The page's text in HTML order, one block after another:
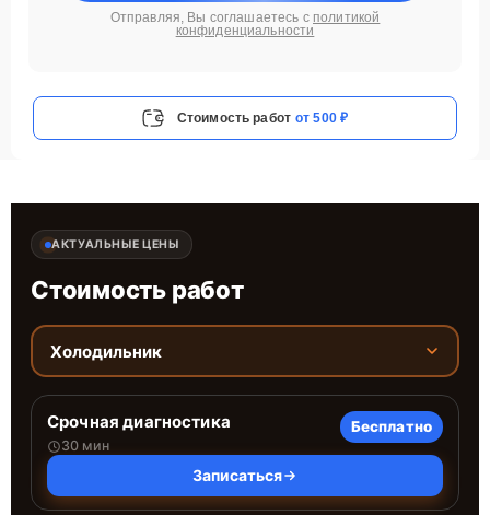
Отправляя, Вы соглашаетесь с политикой
конфиденциальности
Стоимость работ от 500 ₽
АКТУАЛЬНЫЕ ЦЕНЫ
Стоимость работ
Холодильник
Срочная диагностика
30 мин
Бесплатно
Записаться